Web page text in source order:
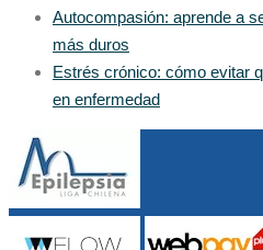
Autocompasión: aprende a
más duros
Estrés crónico: cómo evitar
en enfermedad